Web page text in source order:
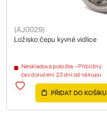
Ložisko čepu kyvné vidlice
(AJ0029)
Neskladová položka - Přibližný
čas doručení 23 dní od nákupu
PŘIDAT DO KOŠÍKU